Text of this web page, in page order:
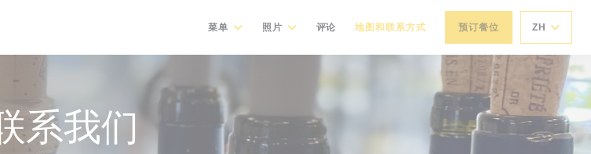
菜单 照片 评论 地图和联系方式 预订餐位 ZH
系我们